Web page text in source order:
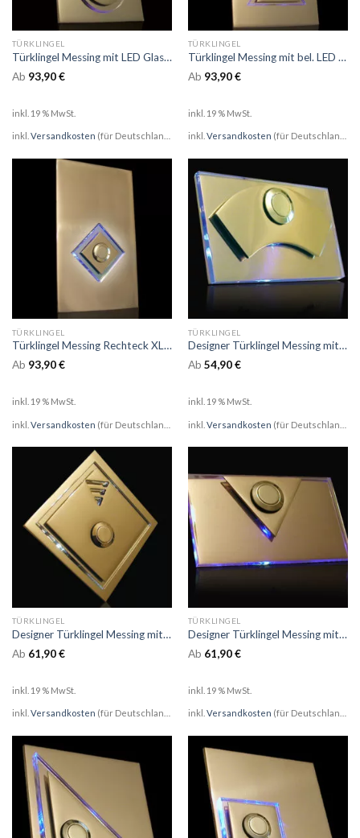
TÜRKLINGEL
Türklingel Messing mit LED Glas als Kreisaufsatz
Ab 93,90€
inkl. 19 % MwSt.
inkl. Versandkosten (für Deutschland)
TÜRKLINGEL
Türklingel Messing mit bel. LED Glas als Dreieckaufsatz
Ab 93,90€
inkl. 19 % MwSt.
inkl. Versandkosten (für Deutschland)
TÜRKLINGEL
Türklingel Messing Rechteck XL mit bel LED Glas als Raute
Ab 93,90€
inkl. 19 % MwSt.
inkl. Versandkosten (für Deutschland)
TÜRKLINGEL
Designer Türklingel Messing mit bel LED Glas als Bogenaufsatz
Ab 54,90€
inkl. 19 % MwSt.
inkl. Versandkosten (für Deutschland)
TÜRKLINGEL
Designer Türklingel Messing mit LED Glasaufsatz Triangel
Ab 61,90€
inkl. 19 % MwSt.
inkl. Versandkosten (für Deutschland)
TÜRKLINGEL
Designer Türklingel Messing mit LED Glas Aufsatz Dreieck und LED
Ab 61,90€
inkl. 19 % MwSt.
inkl. Versandkosten (für Deutschland)